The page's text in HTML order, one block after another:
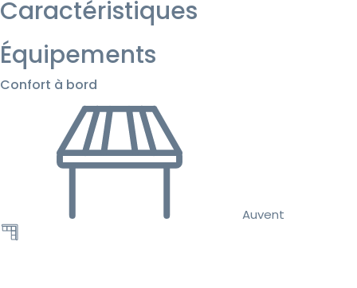
Caractéristiques
Équipements
Confort à bord
Auvent